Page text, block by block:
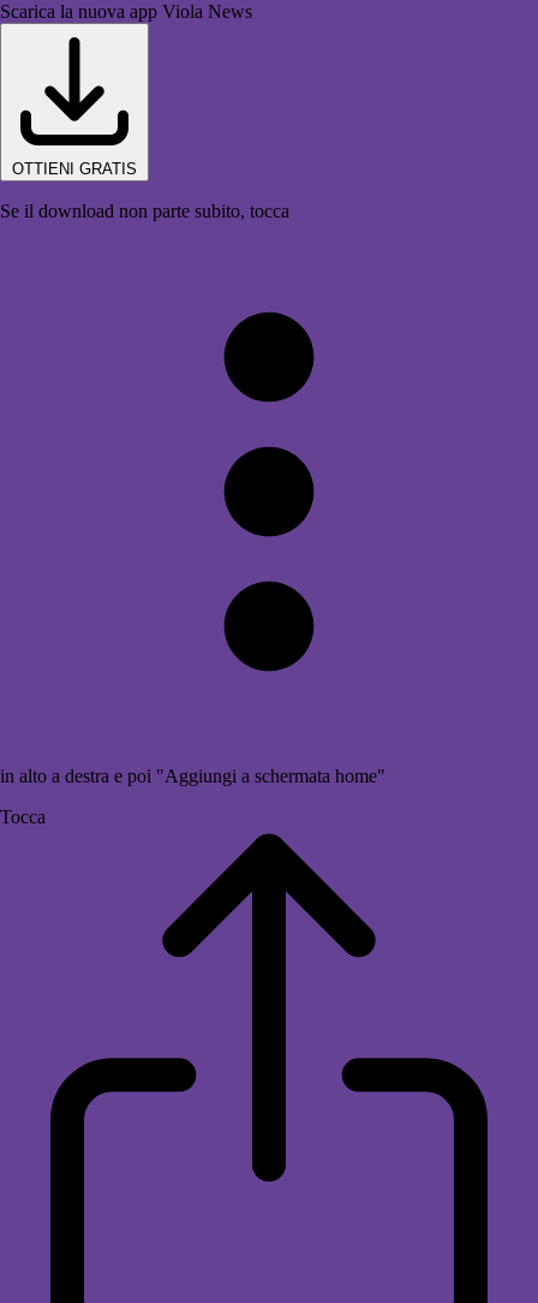
Scarica la nuova app Viola News
OTTIENI GRATIS
Se il download non parte subito, tocca
in alto a destra e poi "Aggiungi a schermata home"
Tocca